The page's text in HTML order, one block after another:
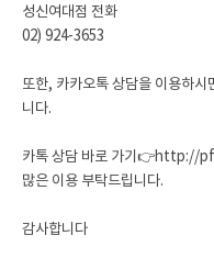
성신여대점 전화
02) 924-3653
또한, 카카오톡 상담을 이용하
니다.
카톡 상담 바로 가기👉http://
많은 이용 부탁드립니다.
감사합니다